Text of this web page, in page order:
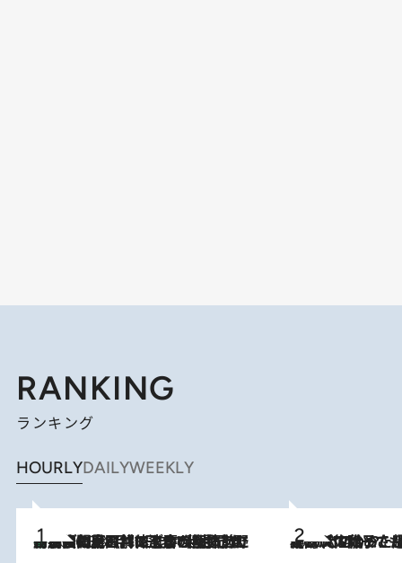
RANKING
ランキング
HOURLYDAILYWEEKLY
2026.8.8
「最後に見られてよかった」上野動物園の東園パンダ舎が解体前に特別公開。8月16日まで延長されたパネル展と共に辿る“半世紀”のパンダ飼育《解体工事の図面あり》 2026.8.5
【阿川佐和子さんの年とる力】なぜ70代で始めた趣味は“こんなに楽しい”のか？ ピアノ、俳句…スランプに陥っても続けられる“ある秘訣”とは